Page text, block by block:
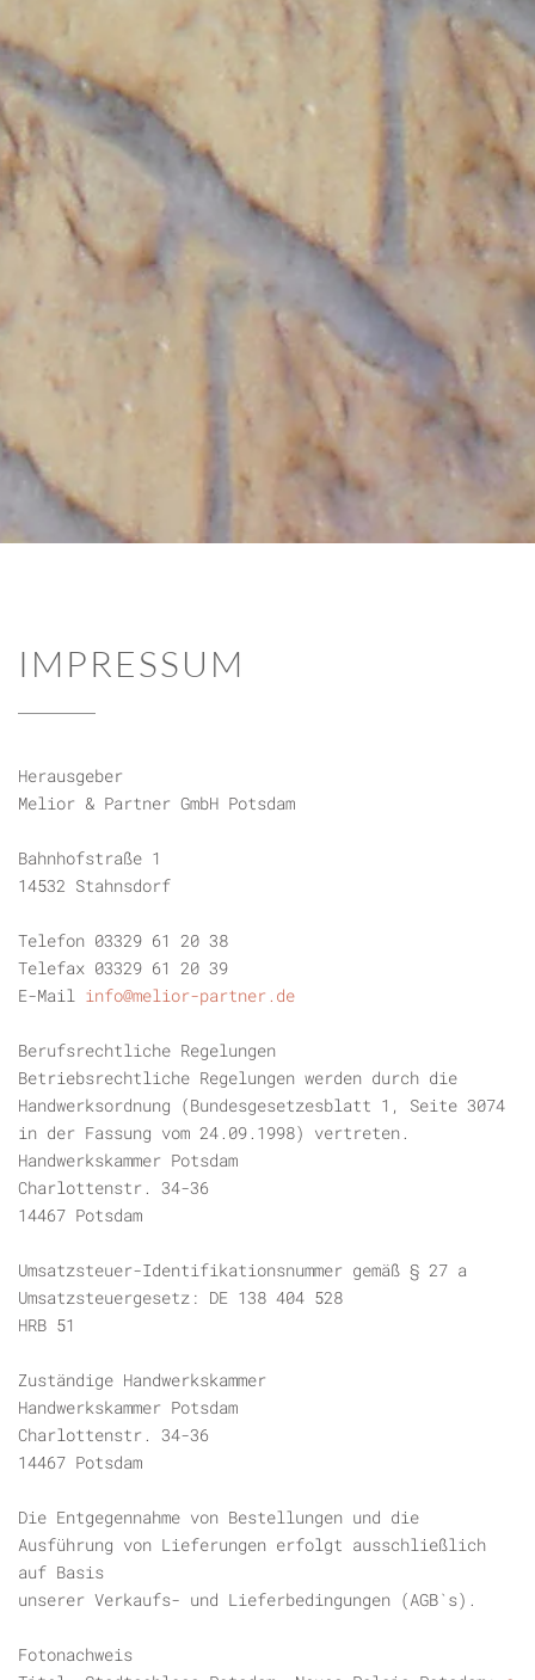
IMPRESSUM
Herausgeber
Melior & Partner GmbH Potsdam
Bahnhofstraße 1
14532 Stahnsdorf
Telefon 03329 61 20 38
Telefax 03329 61 20 39
E-Mail info@melior-partner.de
Berufsrechtliche Regelungen
Betriebsrechtliche Regelungen werden durch die
Handwerksordnung (Bundesgesetzesblatt 1, Seite 3074
in der Fassung vom 24.09.1998) vertreten.
Handwerkskammer Potsdam
Charlottenstr. 34-36
14467 Potsdam
Umsatzsteuer-Identifikationsnummer gemäß § 27 a
Umsatzsteuergesetz: DE 138 404 528
HRB 51
Zuständige Handwerkskammer
Handwerkskammer Potsdam
Charlottenstr. 34-36
14467 Potsdam
Die Entgegennahme von Bestellungen und die
Ausführung von Lieferungen erfolgt ausschließlich
auf Basis
unserer Verkaufs- und Lieferbedingungen (AGB`s).
Fotonachweis